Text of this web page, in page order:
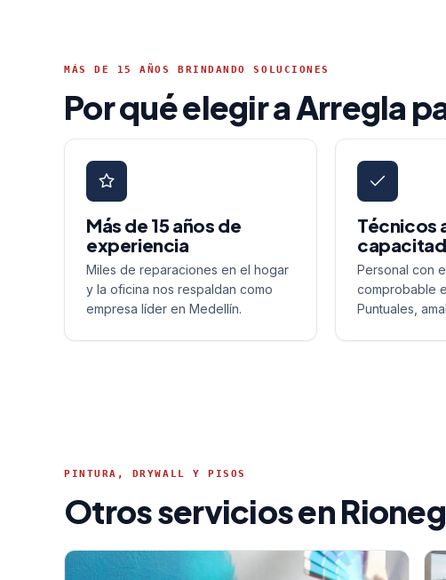
MÁS DE 15 AÑOS BRINDANDO SOLUCIONES
Por qué elegir a Arregla
Más de 15 años de
experiencia
Miles de reparaciones en el hogar
y la oficina nos respaldan como
empresa líder en Medellín.
Técnicos
Personal con
comprobable
Puntuales,
PINTURA, DRYWALL Y PISOS
Otros servicios en